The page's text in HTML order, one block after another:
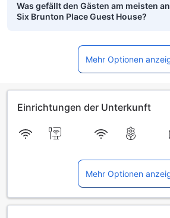
Was gefällt den Gästen am meisten
Six Brunton Place Guest House?
Mehr Optionen
Einrichtungen der Unterkunft
Mehr Optionen